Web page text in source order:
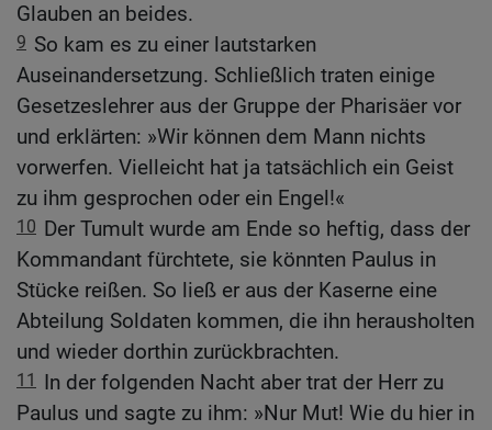
Glauben an beides.
9 So kam es zu einer lautstarken
Auseinandersetzung. Schließlich traten einige
Gesetzeslehrer aus der Gruppe der Pharisäer vor
und erklärten: »Wir können dem Mann nichts
vorwerfen. Vielleicht hat ja tatsächlich ein Geist
zu ihm gesprochen oder ein Engel!«
10 Der Tumult wurde am Ende so heftig, dass der
Kommandant fürchtete, sie könnten Paulus in
Stücke reißen. So ließ er aus der Kaserne eine
Abteilung Soldaten kommen, die ihn herausholten
und wieder dorthin zurückbrachten.
11 In der folgenden Nacht aber trat der Herr zu
Paulus und sagte zu ihm: »Nur Mut! Wie du hier in